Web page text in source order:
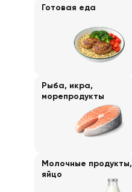
Готовая еда
Рыба, икра,
морепродукты
Молочные продукты,
яйцо